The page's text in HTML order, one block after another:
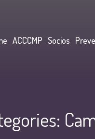
ACCCMP Socios